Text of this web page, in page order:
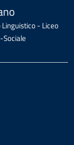
- Liceo
Sociale